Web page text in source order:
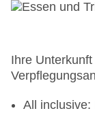
Ihre
All inclusive: